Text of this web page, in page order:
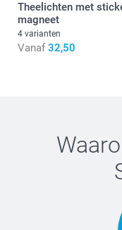
Theelichten met
magneet
4 varianten
Vanaf 32,50